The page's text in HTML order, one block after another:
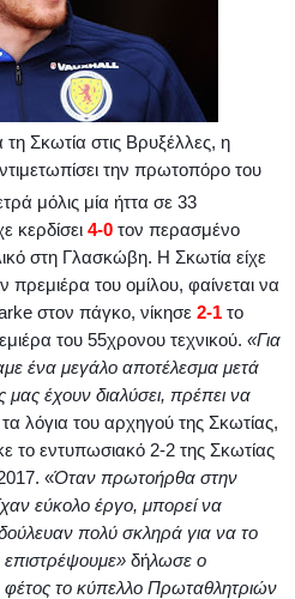
Σκωτία στις Βρυξέλλες, η
την πρωτοπόρο του
μόλις μία ήττα σε 33
κερδίσει 4-0τον περασμένο
στη Γλασκώβη. Η Σκωτία είχε
του ομίλου, φαίνεται να
στον πάγκο, νίκησε 2-1το
του 55χρονου τεχνικού. «Για
ένα μεγάλο αποτέλεσμα μετά
μας έχουν διαλύσει, πρέπει να
τα λόγια του αρχηγού της Σκωτίας,
το εντυπωσιακό 2-2 της Σκωτίας
«Όταν πρωτοήρθα στην
εύκολο έργο, μπορεί να
πολύ σκληρά για να το
δήλωσε ο
το κύπελλο Πρωταθλητριών